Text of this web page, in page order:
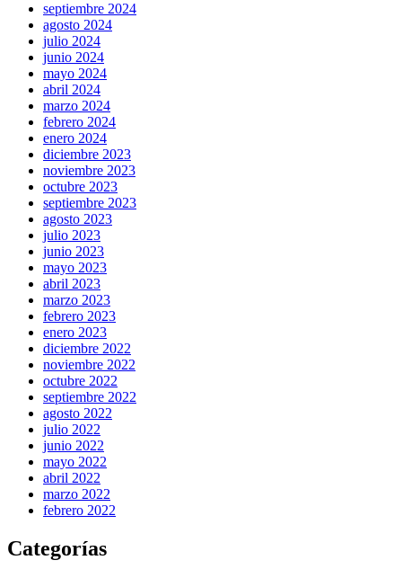
septiembre 2024
agosto 2024
julio 2024
junio 2024
mayo 2024
abril 2024
marzo 2024
febrero 2024
enero 2024
diciembre 2023
noviembre 2023
octubre 2023
septiembre 2023
agosto 2023
julio 2023
junio 2023
mayo 2023
abril 2023
marzo 2023
febrero 2023
enero 2023
diciembre 2022
noviembre 2022
octubre 2022
septiembre 2022
agosto 2022
julio 2022
junio 2022
mayo 2022
abril 2022
marzo 2022
febrero 2022
Categorías